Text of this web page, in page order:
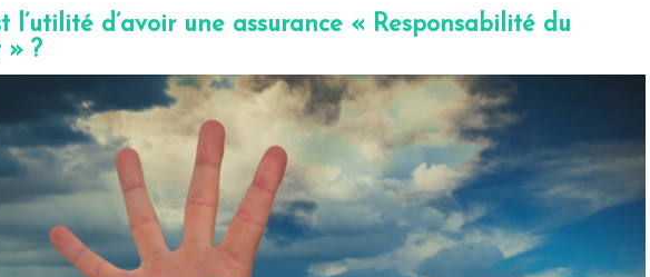
l’utilité d’avoir une assurance « Responsabilité du
» ?